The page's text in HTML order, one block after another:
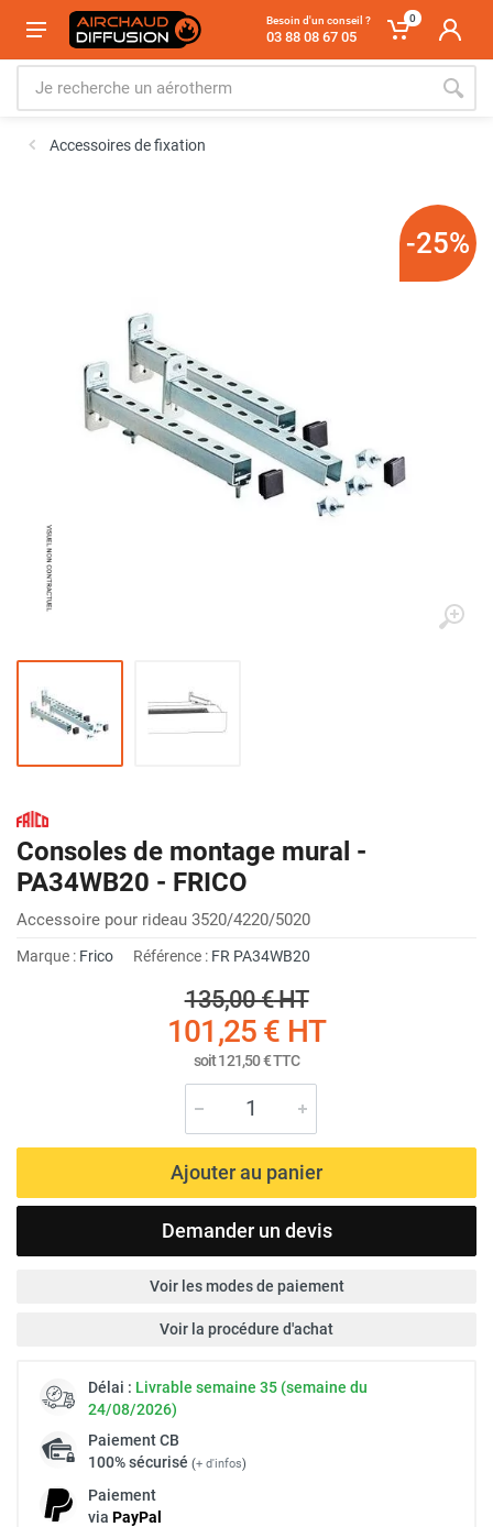
Besoin d'un conseil ?
03 88 08 67 05
0
Accessoires de fixation
-25%
Consoles de montage mural -
PA34WB20 - FRICO
Accessoire pour rideau 3520/4220/5020
Marque : Frico Référence : FR PA34WB20
135,00 €HT
101,25 € HT
soit121,50 €TTC
Ajouter au panier
Demander un devis
Voir les modes de paiement
Voir la procédure d'achat
Délai : Livrable semaine 35 (semaine du
24/08/2026)
PaiementCB
100% sécurisé (+ d'infos)
Paiement
via PayPal